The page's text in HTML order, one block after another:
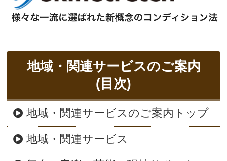
地域・関連サービスのご案内
(目次)
地域・関連サービスのご案内トップ
地域・関連サービス